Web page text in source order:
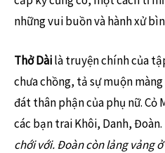
những vui buồn và hành xử
Thở Dàilà truyện chính của
chưa chồng, tả sự muộn
đát thân phận của phụ nữ.
các bạn trai Khôi, Danh,
chới với. Đoàn còn lảng vảng